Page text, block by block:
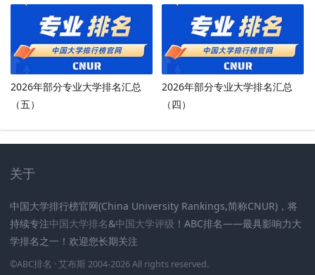
2026年部分专业大学排名汇总
（五）
2026年部分专业大学排名汇总
（四）
关于
中国大学排行榜官网(China University Rankings,简称CNUR)，将
持续专注中国大学排名&中国大学评级 ！ABC排名——最具影响力大
学排名之一！欢迎您长期关注
©ABC排名 · 艾布斯 2004-2026 All rights reserved.